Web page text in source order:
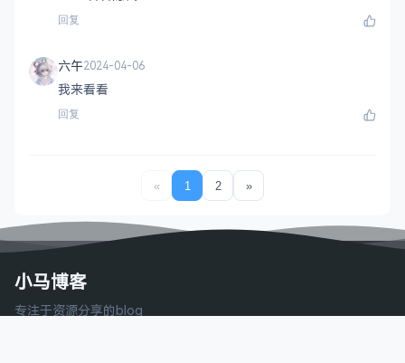
回复
六午2024-04-06
我来看看
回复
« 1 2 »
小马博客
专注于资源分享的blog